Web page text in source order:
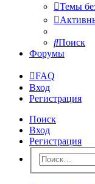
Темы
Поиск
Форумы
FAQ
Вход
Регистрация
Поиск
Вход
Регистрация